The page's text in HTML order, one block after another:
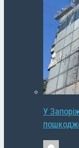
У